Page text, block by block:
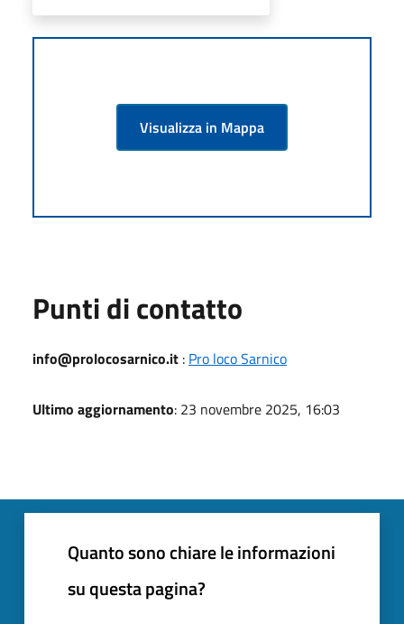
Visualizza in Mappa
Punti di contatto
info@prolocosarnico.it : Pro loco Sarnico
Ultimo aggiornamento: 23 novembre 2025, 16:03
Quanto sono chiare le informazioni
su questa pagina?